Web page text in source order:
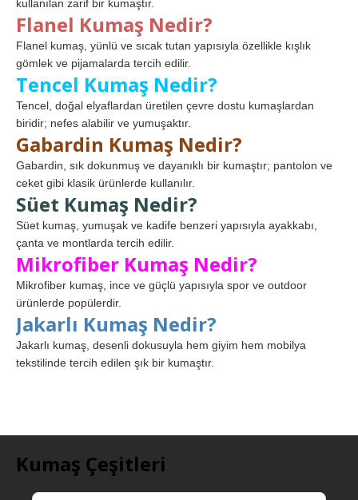
kullanılan zarif bir kumaştır.
Flanel Kumaş Nedir?
Flanel kumaş, yünlü ve sıcak tutan yapısıyla özellikle kışlık
gömlek ve pijamalarda tercih edilir.
Tencel Kumaş Nedir?
Tencel, doğal elyaflardan üretilen çevre dostu kumaşlardan
biridir; nefes alabilir ve yumuşaktır.
Gabardin Kumaş Nedir?
Gabardin, sık dokunmuş ve dayanıklı bir kumaştır; pantolon ve
ceket gibi klasik ürünlerde kullanılır.
Süet Kumaş Nedir?
Süet kumaş, yumuşak ve kadife benzeri yapısıyla ayakkabı,
çanta ve montlarda tercih edilir.
Mikrofiber Kumaş Nedir?
Mikrofiber kumaş, ince ve güçlü yapısıyla spor ve outdoor
ürünlerde popülerdir.
Jakarlı Kumaş Nedir?
Jakarlı kumaş, desenli dokusuyla hem giyim hem mobilya
tekstilinde tercih edilen şık bir kumaştır.
Kumaş Çeşitleri